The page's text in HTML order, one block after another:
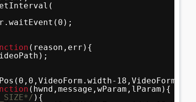
(reason,err){
(hwnd,message,wParam,lParam){
){